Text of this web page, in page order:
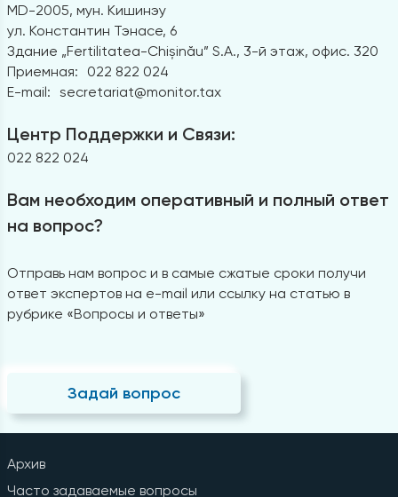
MD-2005, мун. Кишинэу
ул. Константин Тэнасе, 6
Здание „Fertilitatea-Chișinău” S.A., 3-й этаж, офис. 320
Приемная:
022 822 024
E-mail: secretariat@monitor.tax
Центр Поддержки и Связи:
022 822 024
Вам необходим оперативный и полный ответ
на вопрос?
Отправь нам вопрос и в самые сжатые сроки получи
ответ экспертов на e-mail или ссылку на статью в
рубрике «Вопросы и ответы»
Задай вопрос
Архив
Часто задаваемые вопросы